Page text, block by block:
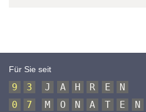
Für Sie seit
9 3 J A H R E
N
0
7 M O N A T E
N